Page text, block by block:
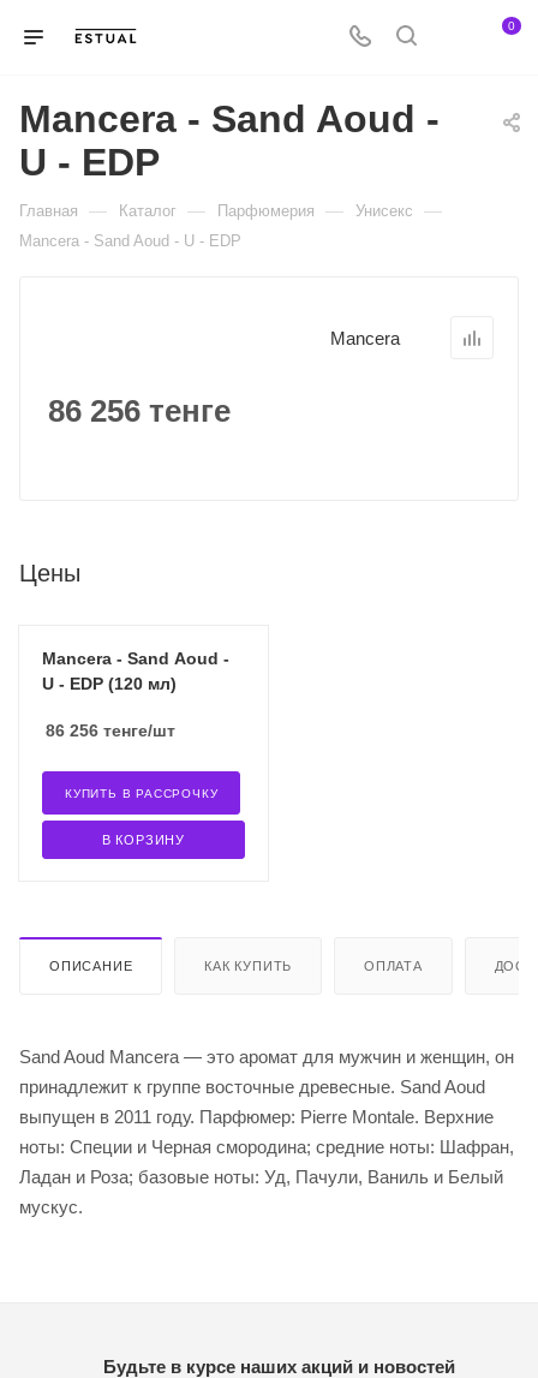
0
Mancera - Sand Aoud -
U - EDP
Главная — Каталог — Парфюмерия — Унисекс —
Mancera - Sand Aoud - U - EDP
Mancera
86 256 тенге
Цены
Mancera - Sand Aoud -
U - EDP (120 мл)
86 256 тенге/шт
В КОРЗИНУ
КУПИТЬ В РАССРОЧКУ
ОПИСАНИЕ КАК КУПИТЬ ОПЛАТА
Sand Aoud Mancera — это аромат для мужчин и женщин, он
принадлежит к группе восточные древесные. Sand Aoud
выпущен в 2011 году. Парфюмер: Pierre Montale. Верхние
ноты: Специи и Черная смородина; средние ноты: Шафран,
Ладан и Роза; базовые ноты: Уд, Пачули, Ваниль и Белый
мускус.
Будьте в курсе наших акций и новостей